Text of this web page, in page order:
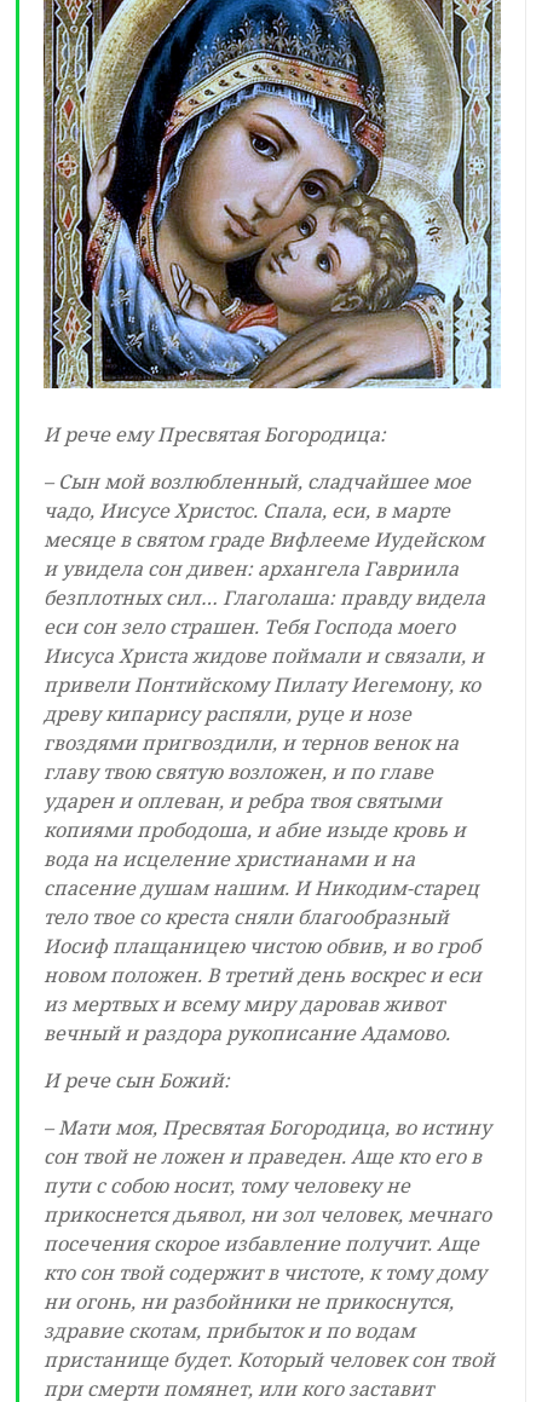
И рече ему Пресвятая Богородица:
– Сын мой возлюбленный, сладчайшее мое
чадо, Иисусе Христос. Спала, еси, в марте
месяце в святом граде Вифлееме Иудейском
и увидела сон дивен: архангела Гавриила
безплотных сил… Глаголаша: правду видела
еси сон зело страшен. Тебя Господа моего
Иисуса Христа жидове поймали и связали, и
привели Понтийскому Пилату Иегемону, ко
древу кипарису распяли, руце и нозе
гвоздями пригвоздили, и тернов венок на
главу твою святую возложен, и по главе
ударен и оплеван, и ребра твоя святыми
копиями прободоша, и абие изыде кровь и
вода на исцеление христианами и на
спасение душам нашим. И Никодим-старец
тело твое со креста сняли благообразный
Иосиф плащаницею чистою обвив, и во гроб
новом положен. В третий день воскрес и еси
из мертвых и всему миру даровав живот
вечный и раздора рукописание Адамово.
И рече сын Божий:
– Мати моя, Пресвятая Богородица, во истину
сон твой не ложен и праведен. Аще кто его в
пути с собою носит, тому человеку не
прикоснется дьявол, ни зол человек, мечнаго
посечения скорое избавление получит. Аще
кто сон твой содержит в чистоте, к тому дому
ни огонь, ни разбойники не прикоснутся,
здравие скотам, прибыток и по водам
пристанище будет. Который человек сон твой
при смерти помянет, или кого заставит